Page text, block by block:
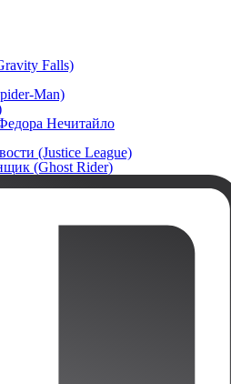
Falls)
Man)
Нечитайло
(Justice League)
(Ghost Rider)